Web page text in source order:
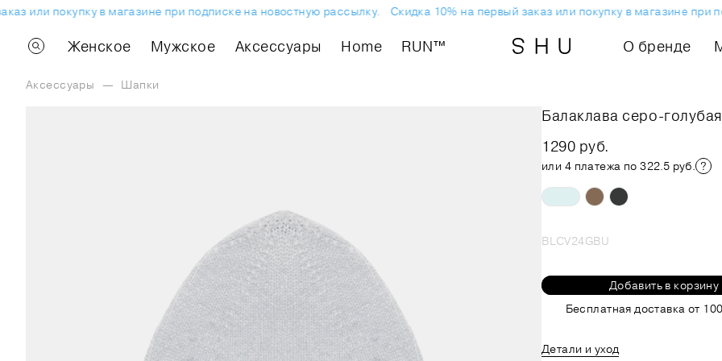
или покупку в магазине при подписке на новостную рассылку. Скидка 10% на первый заказ или покупку в магазине при
Женское Мужское Аксессуары Home RUN™ О бренде
Аксессуары — Шапки
Балаклава серо-голубая
1290 руб.
или 4 платежа по 322.5 руб.
BLCV24GBU
Добавить в корзину
Бесплатная доставка от
Детали и уход